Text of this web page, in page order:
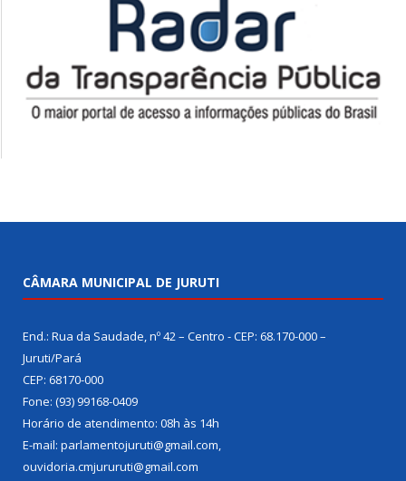
CÂMARA MUNICIPAL DE JURUTI
End.: Rua da Saudade, nº 42 – Centro - CEP: 68.170-000 –
Juruti/Pará
CEP: 68170-000
Fone: (93) 99168-0409
Horário de atendimento: 08h às 14h
E-mail: parlamentojuruti@gmail.com,
ouvidoria.cmjururuti@gmail.com